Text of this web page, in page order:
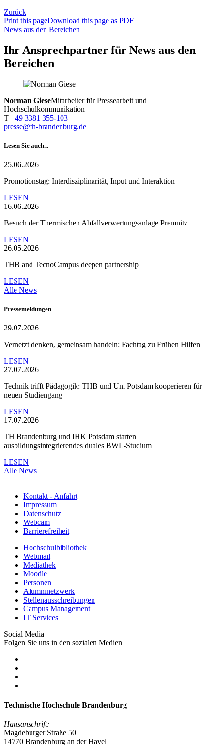
Zurück
Print this pageDownload this page as PDF
News aus den Bereichen
Ihr Ansprechpartner für News aus den
Bereichen
Norman GieseMitarbeiter für Pressearbeit und
Hochschulkommunikation
T +49 3381 355-103
presse@th-brandenburg.de
Lesen Sie auch...
25.06.2026
Promotionstag: Interdisziplinarität, Input und Interaktion
LESEN
16.06.2026
Besuch der Thermischen Abfallverwertungsanlage Premnitz
LESEN
26.05.2026
THB and TecnoCampus deepen partnership
LESEN
Alle News
Pressemeldungen
29.07.2026
Vernetzt denken, gemeinsam handeln: Fachtag zu Frühen Hilfen
LESEN
27.07.2026
Technik trifft Pädagogik: THB und Uni Potsdam kooperieren für
neuen Studiengang
LESEN
17.07.2026
TH Brandenburg und IHK Potsdam starten
ausbildungsintegrierendes duales BWL-Studium
LESEN
Alle News
Kontakt - Anfahrt
Impressum
Datenschutz
Webcam
Barrierefreiheit
Hochschulbibliothek
Webmail
Mediathek
Moodle
Personen
Alumninetzwerk
Stellenausschreibungen
Campus Management
IT Services
Social Media
Folgen Sie uns in den sozialen Medien
Technische Hochschule Brandenburg
Hausanschrift:
Magdeburger Straße 50
14770 Brandenburg an der Havel